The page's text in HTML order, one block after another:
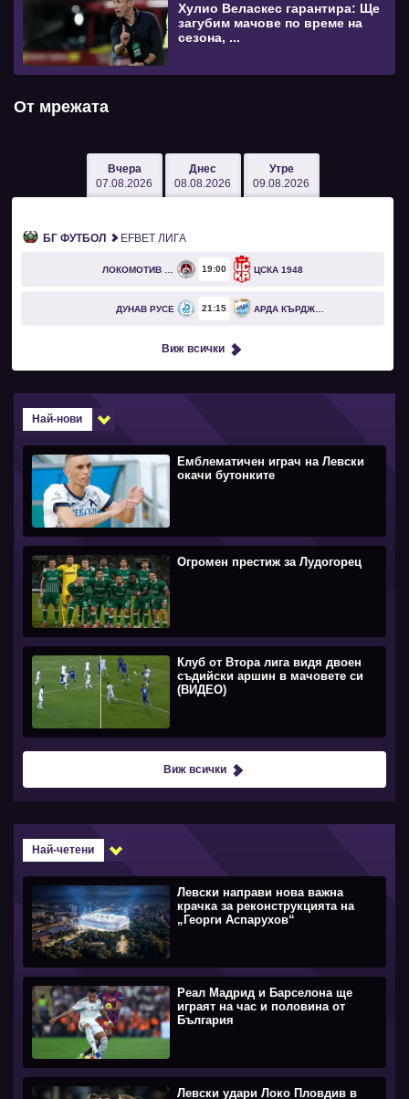
Хулио Веласкес гарантира: Ще
загубим мачове по време на
сезона, ...
От мрежата
Вчера
07.08.2026
Днес
08.08.2026
Утре
09.08.2026
БГ ФУТБОЛ EFBET ЛИГА
19 00 ЦСКА 1948
ДУНАВ РУСЕ 21 15 АРДА КЪРДЖАЛИ
Виж всички
Най-нови
Емблематичен играч на Левски
окачи бутонките
Огромен престиж за Лудогорец
Клуб от Втора лига видя двоен
съдийски аршин в мачовете си
(ВИДЕО)
Виж всички
Най-четени
Левски направи нова важна
крачка за реконструкцията на
„Георги Аспарухов“
Реал Мадрид и Барселона ще
играят на час и половина от
България
Левски удари Локо Пловдив в